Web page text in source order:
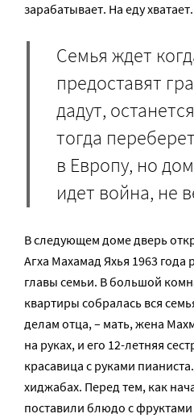
зарабатывает. На еду
Семья ждет
предоставят
дадут,
тогда
в Европу, но
идет война, не
В следующем доме дверь
Агха Махамад Яхья 1963
главы семьи. В большой
квартиры собралась вся
делам отца, – мать, жена
на руках, и его 12-летняя
красавица с руками
хиджабах. Перед тем, как
поставили блюдо с